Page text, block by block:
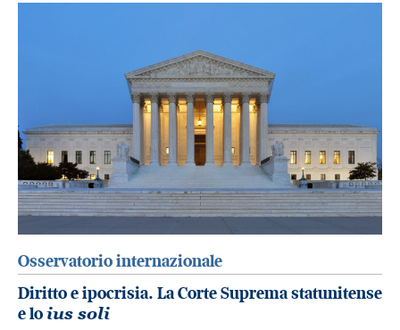
Osservatorio internazionale
Diritto e ipocrisia. La Corte Suprema statunitense
e loius soli